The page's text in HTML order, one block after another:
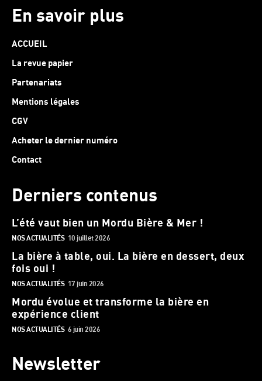
En savoir plus
ACCUEIL
La revue papier
Partenariats
Mentions légales
CGV
Acheter le dernier numéro
Contact
Derniers contenus
L’été vaut bien un Mordu Bière & Mer !
NOS ACTUALITÉS 10 juillet 2026
La bière à table, oui. La bière en dessert, deux
fois oui !
NOS ACTUALITÉS 17 juin 2026
Mordu évolue et transforme la bière en
expérience client
NOS ACTUALITÉS 6 juin 2026
Newsletter